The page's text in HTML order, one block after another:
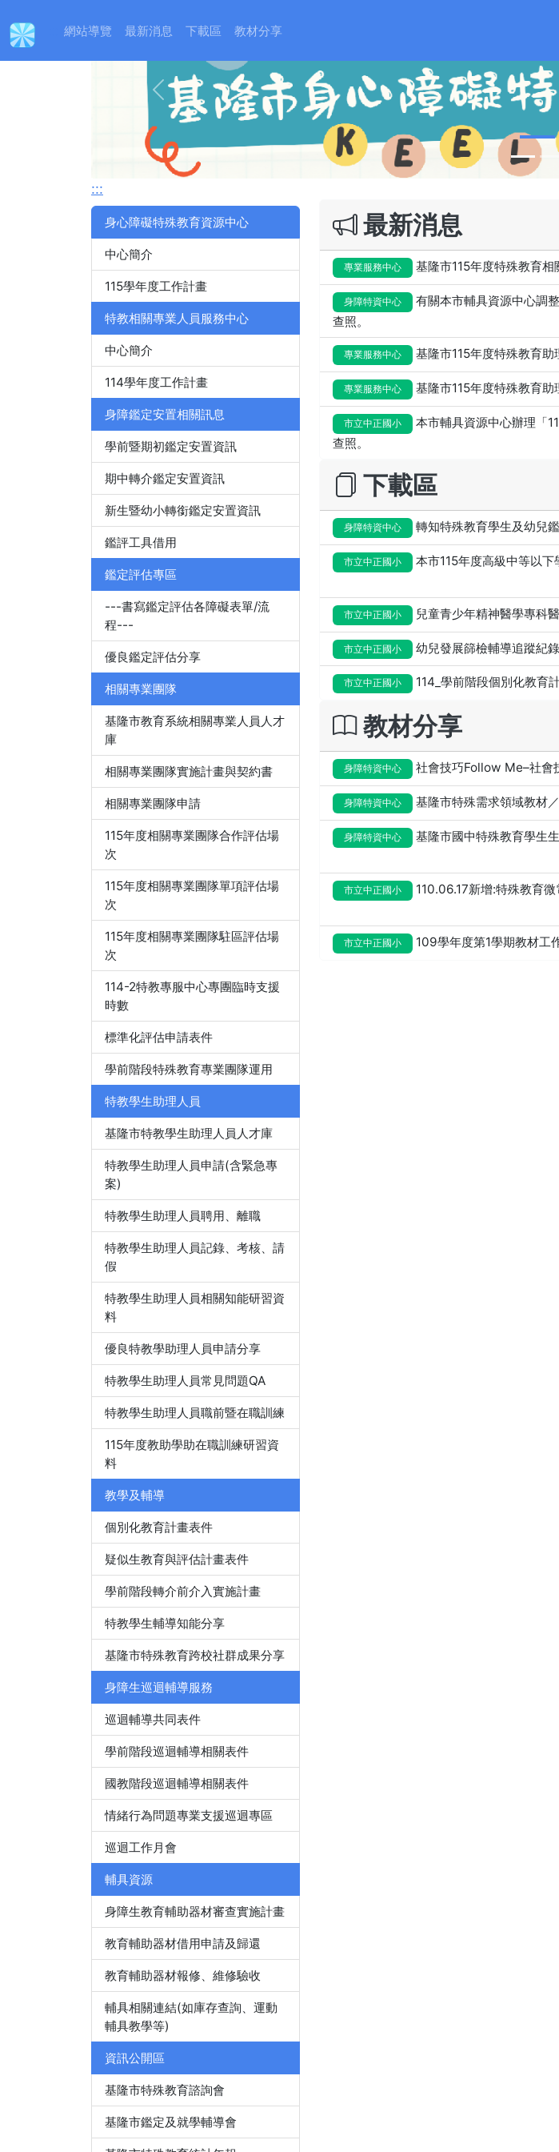
網站導覽 最新消息 下載區 教材分享
Previous
:::
最新消息
專業服務中心 基隆市115年度特殊教育相
身障特資中心
有關本市輔具資源中心調
查照。
專業服務中心 基隆市115年度特殊教育助
專業服務中心 基隆市115年度特殊教育助
市立中正國小
本市輔具資源中心辦理「
查照。
下載區
身障特資中心 轉知特殊教育學生及幼兒
市立中正國小
本市115年度高級中等以下
市立中正國小 兒童青少年精神醫學專科
市立中正國小 幼兒發展篩檢輔導追蹤紀
市立中正國小 114_學前階段個別化教育
教材分享
身障特資中心 社會技巧Follow Me–社會
身障特資中心 基隆市特殊需求領域教材
身障特資中心
基隆市國中特殊教育學生
市立中正國小
110.06.17新增:特殊教育
市立中正國小 109學年度第1學期教材工
身心障礙特殊教育資源中心
中心簡介
115學年度工作計畫
特教相關專業人員服務中心
中心簡介
114學年度工作計畫
身障鑑定安置相關訊息
學前暨期初鑑定安置資訊
期中轉介鑑定安置資訊
新生暨幼小轉銜鑑定安置資訊
鑑評工具借用
鑑定評估專區
---書寫鑑定評估各障礙表單/流
程---
優良鑑定評估分享
相關專業團隊
基隆市教育系統相關專業人員人才
庫
相關專業團隊實施計畫與契約書
相關專業團隊申請
115年度相關專業團隊合作評估場
次
115年度相關專業團隊單項評估場
次
115年度相關專業團隊駐區評估場
次
114-2特教專服中心專團臨時支援
時數
標準化評估申請表件
學前階段特殊教育專業團隊運用
特教學生助理人員
基隆市特教學生助理人員人才庫
特教學生助理人員申請(含緊急專
案)
特教學生助理人員聘用、離職
特教學生助理人員記錄、考核、請
假
特教學生助理人員相關知能研習資
料
優良特教學助理人員申請分享
特教學生助理人員常見問題QA
特教學生助理人員職前暨在職訓練
115年度教助學助在職訓練研習資
料
教學及輔導
個別化教育計畫表件
疑似生教育與評估計畫表件
學前階段轉介前介入實施計畫
特教學生輔導知能分享
基隆市特殊教育跨校社群成果分享
身障生巡迴輔導服務
巡迴輔導共同表件
學前階段巡迴輔導相關表件
國教階段巡迴輔導相關表件
情緒行為問題專業支援巡迴專區
巡迴工作月會
輔具資源
身障生教育輔助器材審查實施計畫
教育輔助器材借用申請及歸還
教育輔助器材報修、維修驗收
輔具相關連結(如庫存查詢、運動
輔具教學等)
資訊公開區
基隆市特殊教育諮詢會
基隆市鑑定及就學輔導會